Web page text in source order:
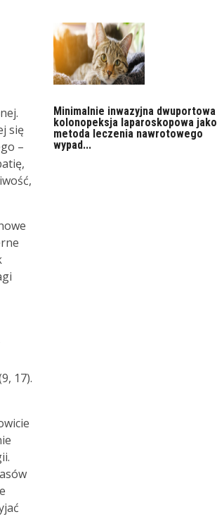
się
–
17).
Minimalnie inwazyjna dwuportowa
kolonopeksja laparoskopowa jako
metoda leczenia nawrotowego
wypad...